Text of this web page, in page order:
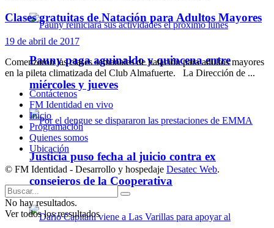
Pauny paga aguinaldo y quincena entre
miércoles y jueves
Justicia puso fecha al juicio contra ex
consejeros de la Cooperativa
Clases gratuitas de Natación para Adultos Mayores
19 de abril de 2017
Comenzaron las clases semanales de natación para adultos mayores
en la pileta climatizada del Club Almafuerte. La Dirección de ...
Contáctenos
FM Identidad en vivo
Inicio
Programación
Quienes somos
Ubicación
© FM Identidad - Desarrollo y hospedaje Desatec Web.
No hay resultados.
Ver todos los ressultados